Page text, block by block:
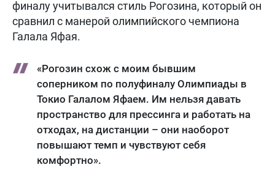
финалу учитывался стиль Рогозина, который он
сравнил с манерой олимпийского чемпиона
Галала Яфая.
«Рогозин схож с моим бывшим
соперником по полуфиналу Олимпиады в
Токио Галалом Яфаем. Им нельзя давать
пространство для прессинга и работать на
отходах, на дистанции – они наоборот
повышают темп и чувствуют себя
комфортно».